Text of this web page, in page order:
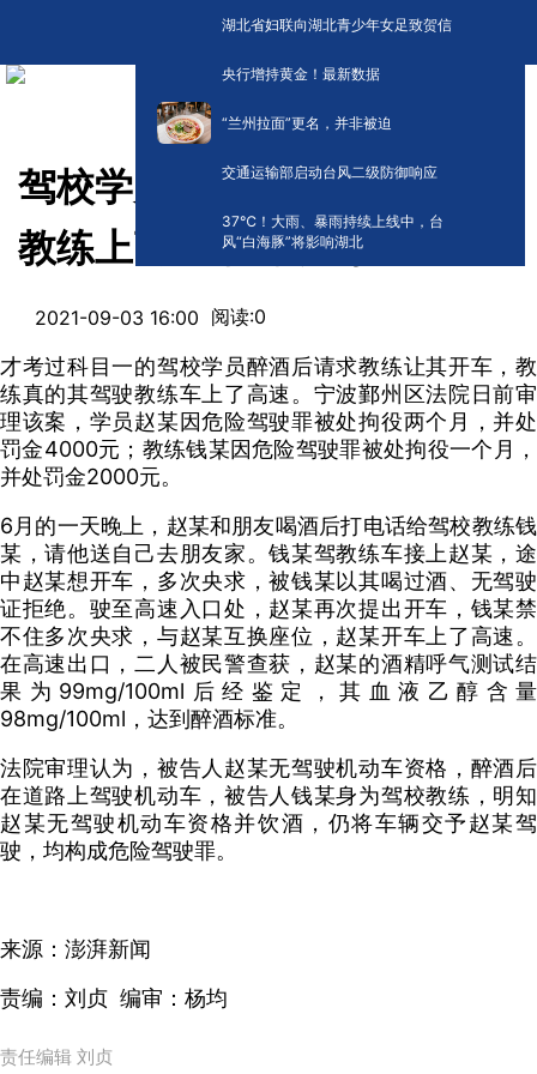
湖北省妇联向湖北青少年女足致贺信
央行增持黄金！最新数据
“兰州拉面”更名，并非被迫
交通运输部启动台风二级防御响应
​37℃！大雨、暴雨持续上线中，台
风“白海豚”将影响湖北
驾校学员醉酒后开教练车载着
教练上高速，均获刑！
2021-09-03 16:00 阅读:0
才考过科目一的驾校学员醉酒后请求教练让其开车，教
练真的其驾驶教练车上了高速。宁波鄞州区法院日前审
理该案，学员赵某因危险驾驶罪被处拘役两个月，并处
罚金4000元；教练钱某因危险驾驶罪被处拘役一个月，
并处罚金2000元。
6月的一天晚上，赵某和朋友喝酒后打电话给驾校教练钱
某，请他送自己去朋友家。钱某驾教练车接上赵某，途
中赵某想开车，多次央求，被钱某以其喝过酒、无驾驶
证拒绝。驶至高速入口处，赵某再次提出开车，钱某禁
不住多次央求，与赵某互换座位，赵某开车上了高速。
在高速出口，二人被民警查获，赵某的酒精呼气测试结
果为99mg/100ml后经鉴定，其血液乙醇含量
98mg/100ml，达到醉酒标准。
法院审理认为，被告人赵某无驾驶机动车资格，醉酒后
在道路上驾驶机动车，被告人钱某身为驾校教练，明知
赵某无驾驶机动车资格并饮酒，仍将车辆交予赵某驾
驶，均构成危险驾驶罪。
来源：澎湃新闻
责编：刘贞 编审：杨均
责任编辑 刘贞